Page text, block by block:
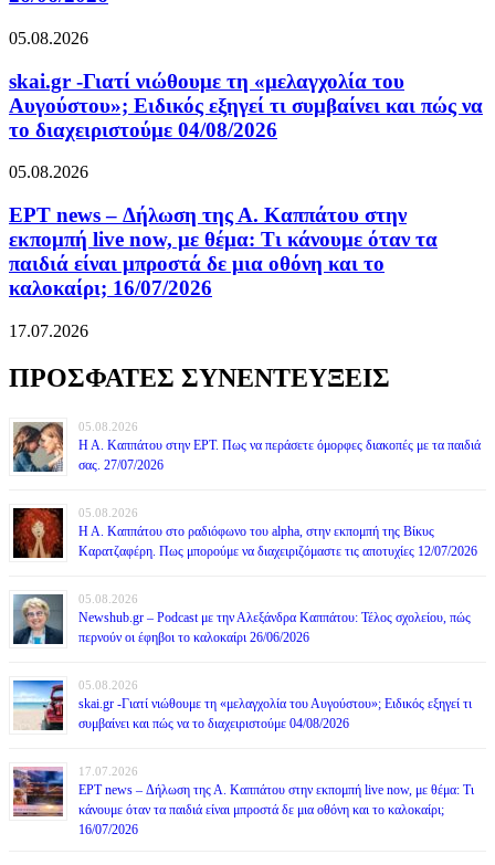
05.08.2026
skai.gr -Γιατί νιώθουμε τη «μελαγχολία του
Αυγούστου»; Ειδικός εξηγεί τι συμβαίνει και πώς να
το διαχειριστούμε 04/08/2026
05.08.2026
ΕΡΤ news – Δήλωση της Α. Καππάτου στην
εκπομπή live now, με θέμα: Τι κάνουμε όταν τα
παιδιά είναι μπροστά δε μια οθόνη και το
καλοκαίρι; 16/07/2026
17.07.2026
ΠΡΟΣΦΑΤΕΣ ΣΥΝΕΝΤΕΥΞΕΙΣ
05.08.2026
Η Α. Καππάτου στην ΕΡΤ. Πως να περάσετε όμορφες διακοπές με τα παιδιά
σας. 27/07/2026
05.08.2026
Η Α. Καππάτου στο ραδιόφωνο του alpha, στην εκπομπή της Βίκυς
Καρατζαφέρη. Πως μπορούμε να διαχειριζόμαστε τις αποτυχίες 12/07/2026
05.08.2026
Newshub.gr – Podcast με την Αλεξάνδρα Καππάτου: Τέλος σχολείου, πώς
περνούν οι έφηβοι το καλοκαίρι 26/06/2026
05.08.2026
skai.gr -Γιατί νιώθουμε τη «μελαγχολία του Αυγούστου»; Ειδικός εξηγεί τι
συμβαίνει και πώς να το διαχειριστούμε 04/08/2026
17.07.2026
ΕΡΤ news – Δήλωση της Α. Καππάτου στην εκπομπή live now, με θέμα: Τι
κάνουμε όταν τα παιδιά είναι μπροστά δε μια οθόνη και το καλοκαίρι;
16/07/2026